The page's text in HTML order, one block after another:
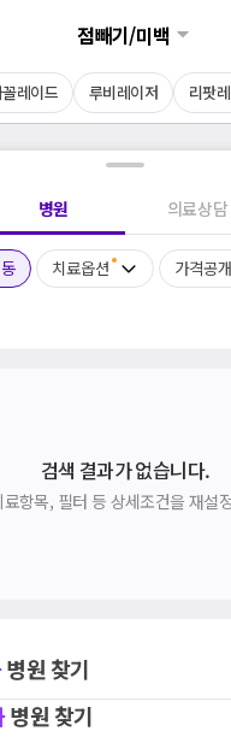
점빼기/미백
꼴레이드 루비레이저 리팟
병원 의료상담
치료옵션 가격공
검색 결과가 없습니다.
료항목, 필터 등 상세조건을 재설
병원 찾기
병원 찾기